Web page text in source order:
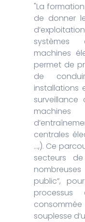
"La
de donner
machines
permet de
de
installations
machines
centrales
…,). Ce
secteurs
public”,
processus
souplesse